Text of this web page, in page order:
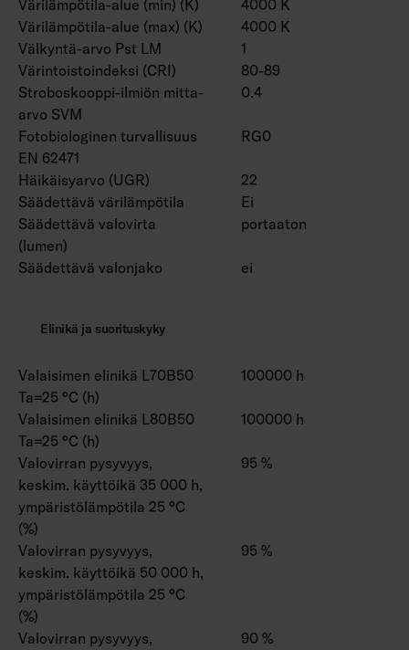
Värilämpötila-alue (min) (K)
4000 K
Värilämpötila-alue (max) (K)
4000 K
Välkyntä-arvo Pst LM
1
Värintoistoindeksi (CRI)
80-89
Stroboskooppi-ilmiön mitta-
arvo SVM
0.4
Fotobiologinen turvallisuus
EN 62471
RG0
Häikäisyarvo (UGR)
22
Säädettävä värilämpötila
Ei
Säädettävä valovirta
(lumen)
portaaton
Säädettävä valonjako ei
Elinikä ja suorituskyky
Valaisimen elinikä L70B50
Ta=25 °C (h)
100000 h
Valaisimen elinikä L80B50
Ta=25 °C (h)
100000 h
Valovirran pysyvyys,
keskim. käyttöikä 35 000 h,
ympäristölämpötila 25 °C
(%)
95 %
Valovirran pysyvyys,
keskim. käyttöikä 50 000 h,
ympäristölämpötila 25 °C
(%)
95 %
Valovirran pysyvyys,
90 %